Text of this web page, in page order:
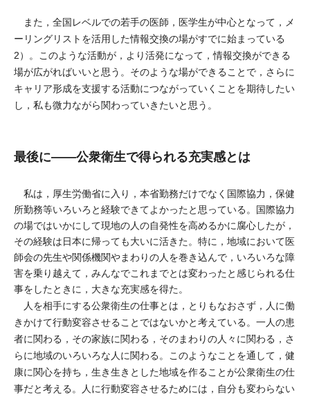
また，全国レベルでの若手の医師，医学生が中心となって，メ
ーリングリストを活用した情報交換の場がすでに始まっている
2）。このような活動が，より活発になって，情報交換ができる
場が広がればいいと思う。そのような場ができることで，さらに
キャリア形成を支援する活動につながっていくことを期待したい
し，私も微力ながら関わっていきたいと思う。
最後に――公衆衛生で得られる充実感とは
私は，厚生労働省に入り，本省勤務だけでなく国際協力，保健
所勤務等いろいろと経験できてよかったと思っている。国際協力
の場ではいかにして現地の人の自発性を高めるかに腐心したが，
その経験は日本に帰っても大いに活きた。特に，地域において医
師会の先生や関係機関やまわりの人を巻き込んで，いろいろな障
害を乗り越えて，みんなでこれまでとは変わったと感じられる仕
事をしたときに，大きな充実感を得た。
人を相手にする公衆衛生の仕事とは，とりもなおさず，人に働
きかけて行動変容させることではないかと考えている。一人の患
者に関わる，その家族に関わる，そのまわりの人々に関わる，さ
らに地域のいろいろな人に関わる。このようなことを通して，健
康に関心を持ち，生き生きとした地域を作ることが公衆衛生の仕
事だと考える。人に行動変容させるためには，自分も変わらない